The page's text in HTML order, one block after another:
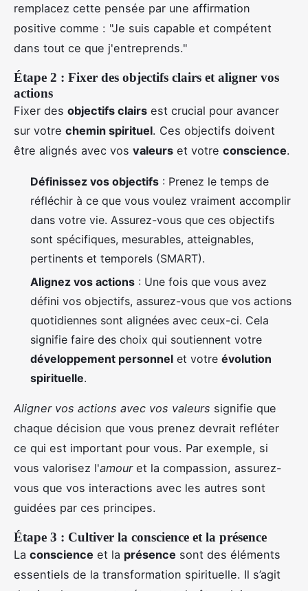
remplacez cette pensée par une affirmation
positive comme : "Je suis capable et compétent
dans tout ce que j'entreprends."
Étape 2 : Fixer des objectifs clairs et aligner vos
actions
Fixer des objectifs clairs est crucial pour avancer
sur votre chemin spirituel. Ces objectifs doivent
être alignés avec vos valeurs et votre conscience.
Définissez vos objectifs : Prenez le temps de
réfléchir à ce que vous voulez vraiment accomplir
dans votre vie. Assurez-vous que ces objectifs
sont spécifiques, mesurables, atteignables,
pertinents et temporels (SMART).
Alignez vos actions : Une fois que vous avez
défini vos objectifs, assurez-vous que vos actions
quotidiennes sont alignées avec ceux-ci. Cela
signifie faire des choix qui soutiennent votre
développement personnel et votre évolution
spirituelle.
Aligner vos actions avec vos valeurs signifie que
chaque décision que vous prenez devrait refléter
ce qui est important pour vous. Par exemple, si
vous valorisez l'amouret la compassion, assurez-
vous que vos interactions avec les autres sont
guidées par ces principes.
Étape 3 : Cultiver la conscience et la présence
La conscience et la présence sont des éléments
essentiels de la transformation spirituelle. Il s’agit